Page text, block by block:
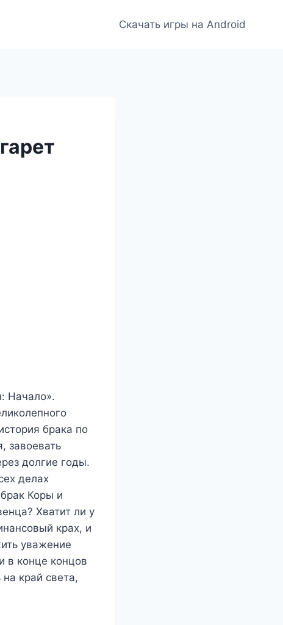
Скачать игры на Android
Начало».
брака по
завоевать
долгие годы.
делах
Коры и
Хватит ли у
крах, и
уважение
в конце концов
край света,